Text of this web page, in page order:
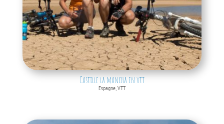
Castille la mancha en vtt
Espagne,VTT